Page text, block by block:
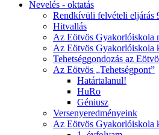
Nevelés - oktatás
Rendkívüli felvételi eljárás
Hitvallás
Az Eötvös Gyakorlóiskola
Az Eötvös Gyakorlóiskola
Tehetséggondozás az
Az Eötvös „Tehetségpont”
Határtalanul!
HuRo
Géniusz
Versenyeredményeink
Az Eötvös Gyakorlóiskola